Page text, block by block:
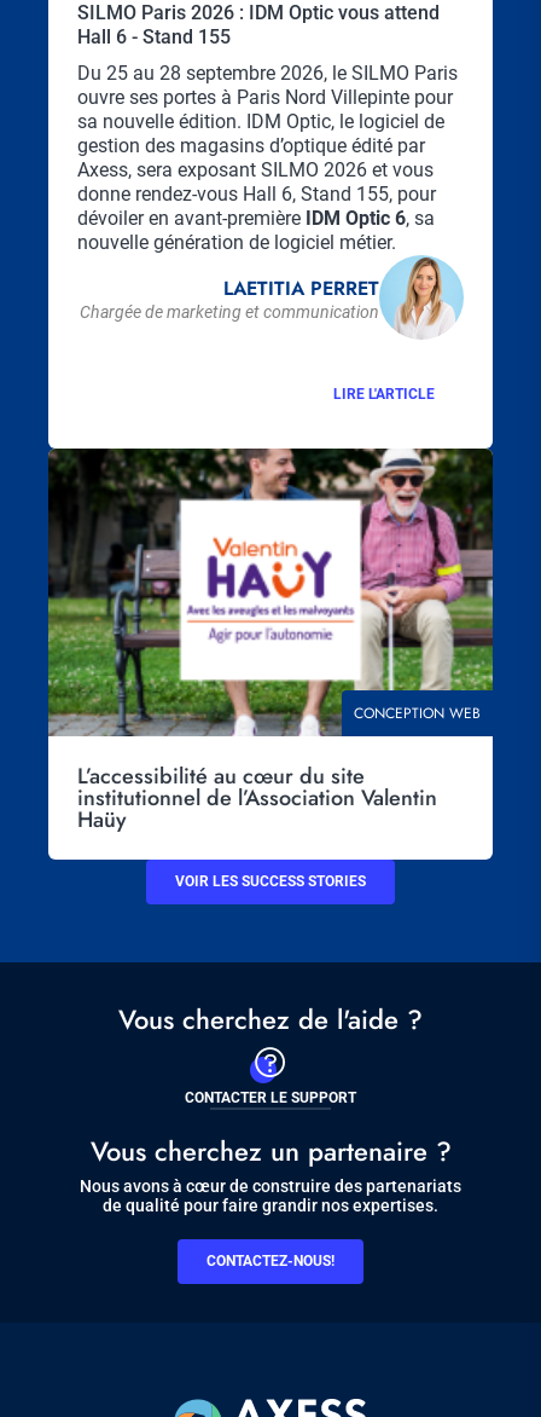
SILMO Paris 2026 : IDM Optic vous attend
Hall 6 - Stand 155
Chapo
Du 25 au 28 septembre 2026, le SILMO Paris
ouvre ses portes à Paris Nord Villepinte pour
sa nouvelle édition. IDM Optic, le logiciel de
gestion des magasins d’optique édité par
Axess, sera exposant SILMO 2026 et vous
donne rendez-vous Hall 6, Stand 155, pour
dévoiler en avant-première IDM Optic 6, sa
nouvelle génération de logiciel métier.
LAETITIA PERRET
Chargée de marketing et communication
LIRE L'ARTICLE
Visuel
principal
THÉMATIQUE
CONCEPTION WEB
L’accessibilité au cœur du site
institutionnel de l’Association Valentin
Haüy
VOIR LES SUCCESS STORIES
Vous cherchez de l'aide ?
CONTACTER LE SUPPORT
Vous cherchez un partenaire ?
Nous avons à cœur de construire des partenariats
de qualité pour faire grandir nos expertises.
CONTACTEZ-NOUS!